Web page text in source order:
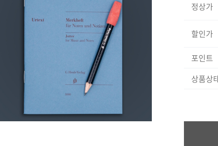
정상가
할인가
포인트
상품상